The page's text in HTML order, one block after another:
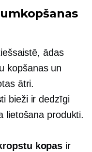
ādas
kopšanas un
ātri.
bieži ir dedzīgi
lietošanaprodukti.
kopas ir